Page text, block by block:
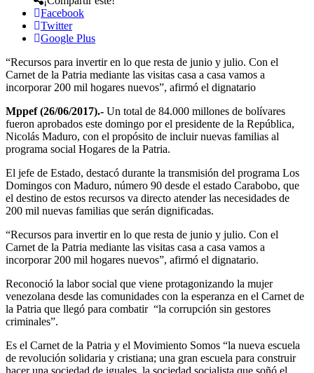
Facebook
Twitter
Google Plus
“Recursos para invertir en lo que resta de junio y julio. Con el
Carnet de la Patria mediante las visitas casa a casa vamos a
incorporar 200 mil hogares nuevos”, afirmó el dignatario
Mppef (26/06/2017).- Un total de 84.000 millones de bolívares
fueron aprobados este domingo por el presidente de la República,
Nicolás Maduro, con el propósito de incluir nuevas familias al
programa social Hogares de la Patria.
El jefe de Estado, destacó durante la transmisión del programa Los
Domingos con Maduro, número 90 desde el estado Carabobo, que
el destino de estos recursos va directo atender las necesidades de
200 mil nuevas familias que serán dignificadas.
“Recursos para invertir en lo que resta de junio y julio. Con el
Carnet de la Patria mediante las visitas casa a casa vamos a
incorporar 200 mil hogares nuevos”, afirmó el dignatario.
Reconoció la labor social que viene protagonizando la mujer
venezolana desde las comunidades con la esperanza en el Carnet de
la Patria que llegó para combatir “la corrupción sin gestores
criminales”.
Es el Carnet de la Patria y el Movimiento Somos “la nueva escuela
de revolución solidaria y cristiana; una gran escuela para construir
hacer una sociedad de iguales, la sociedad socialista que soñó el